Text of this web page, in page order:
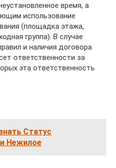
время, а
использование
(площадка этажа,
группа). В случае
и наличия договора
ответственности за
эта ответственность
Статус
Нежилое